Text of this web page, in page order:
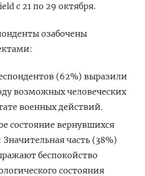
с 21 по 29 октября.
озабочены
(62%) выразили
возможных человеческих
военных действий.
состояние вернувшихся
часть (38%)
беспокойство
состояния